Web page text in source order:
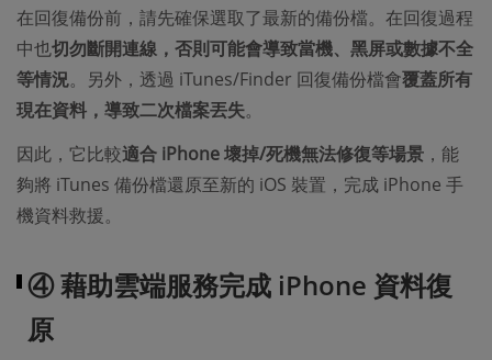
在回復備份前，請先確保選取了最新的備份檔。在回復過程
中也切勿斷開連線，否則可能會導致當機、黑屏或數據不全
等情況。另外，透過 iTunes/Finder 回復備份檔會覆蓋所有
現在資料，導致二次檔案丟失。
因此，它比較適合 iPhone 壞掉/死機無法修復等場景 ，能
夠將 iTunes 備份檔還原至新的 iOS 裝置，完成 iPhone 手
機資料救援。
④ 藉助雲端服務完成 iPhone 資料復
原